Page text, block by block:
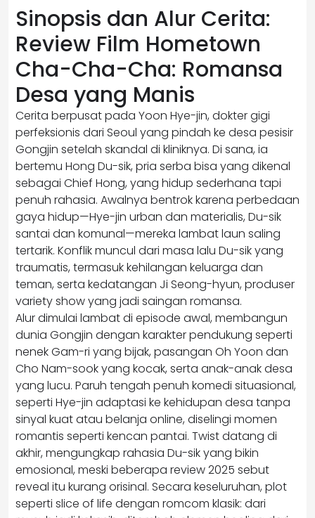
Sinopsis dan Alur Cerita:
Review Film Hometown
Cha-Cha-Cha: Romansa
Desa yang Manis
Cerita berpusat pada Yoon Hye-jin, dokter gigi
perfeksionis dari Seoul yang pindah ke desa pesisir
Gongjin setelah skandal di kliniknya. Di sana, ia
bertemu Hong Du-sik, pria serba bisa yang dikenal
sebagai Chief Hong, yang hidup sederhana tapi
penuh rahasia. Awalnya bentrok karena perbedaan
gaya hidup—Hye-jin urban dan materialis, Du-sik
santai dan komunal—mereka lambat laun saling
tertarik. Konflik muncul dari masa lalu Du-sik yang
traumatis, termasuk kehilangan keluarga dan
teman, serta kedatangan Ji Seong-hyun, produser
variety show yang jadi saingan romansa.
Alur dimulai lambat di episode awal, membangun
dunia Gongjin dengan karakter pendukung seperti
nenek Gam-ri yang bijak, pasangan Oh Yoon dan
Cho Nam-sook yang kocak, serta anak-anak desa
yang lucu. Paruh tengah penuh komedi situasional,
seperti Hye-jin adaptasi ke kehidupan desa tanpa
sinyal kuat atau belanja online, diselingi momen
romantis seperti kencan pantai. Twist datang di
akhir, mengungkap rahasia Du-sik yang bikin
emosional, meski beberapa review 2025 sebut
reveal itu kurang orisinal. Secara keseluruhan, plot
seperti slice of life dengan romcom klasik: dari